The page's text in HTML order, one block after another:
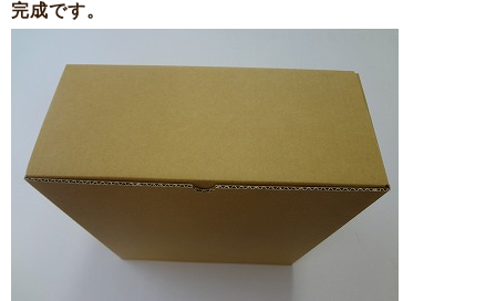
完成です。